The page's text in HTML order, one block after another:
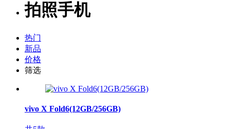
拍照手机
热门
新品
价格
筛选
vivo X Fold6(12GB/256GB)